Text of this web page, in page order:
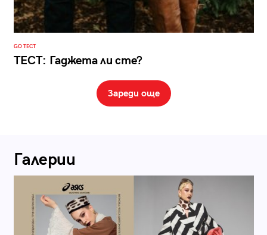
GO ТЕСТ
ТЕСТ: Гаджета ли сте?
Зареди още
Галерии